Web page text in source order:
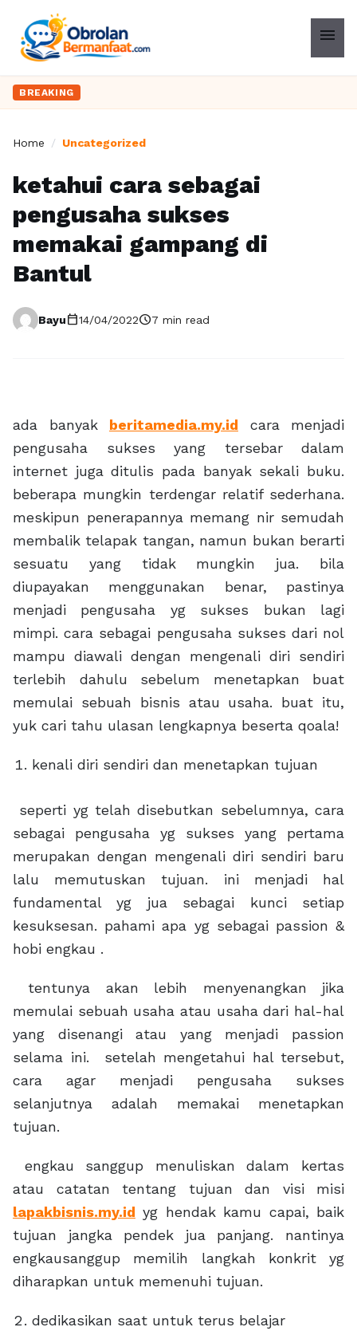
menu
BREAKING
Home / Uncategorized
ketahui cara sebagai
pengusaha sukses
memakai gampang di
Bantul
Bayucalendar_today14/04/2022schedule7 min read
ada banyak beritamedia.my.id cara menjadi
pengusaha sukses yang tersebar dalam
internet juga ditulis pada banyak sekali buku.
beberapa mungkin terdengar relatif sederhana.
meskipun penerapannya memang nir semudah
membalik telapak tangan, namun bukan berarti
sesuatu yang tidak mungkin jua. bila
diupayakan menggunakan benar, pastinya
menjadi pengusaha yg sukses bukan lagi
mimpi. cara sebagai pengusaha sukses dari nol
mampu diawali dengan mengenali diri sendiri
terlebih dahulu sebelum menetapkan buat
memulai sebuah bisnis atau usaha. buat itu,
yuk cari tahu ulasan lengkapnya beserta qoala!
kenali diri sendiri dan menetapkan tujuan
seperti yg telah disebutkan sebelumnya, cara
sebagai pengusaha yg sukses yang pertama
merupakan dengan mengenali diri sendiri baru
lalu memutuskan tujuan. ini menjadi hal
fundamental yg jua sebagai kunci setiap
kesuksesan. pahami apa yg sebagai passion &
hobi engkau .
tentunya akan lebih menyenangkan jika
memulai sebuah usaha atau usaha dari hal-hal
yang disenangi atau yang menjadi passion
selama ini. setelah mengetahui hal tersebut,
cara agar menjadi pengusaha sukses
selanjutnya adalah memakai menetapkan
tujuan.
engkau sanggup menuliskan dalam kertas
atau catatan tentang tujuan dan visi misi
lapakbisnis.my.id yg hendak kamu capai, baik
tujuan jangka pendek jua panjang. nantinya
engkausanggup memilih langkah konkrit yg
diharapkan untuk memenuhi tujuan.
dedikasikan saat untuk terus belajar